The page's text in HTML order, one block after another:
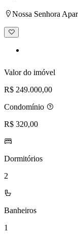
Nossa Senhora
Adicionar
à
Valor do imóvel
R$ 249.000,00
Condomínio
R$ 320,00
Dormitórios
2
Banheiros
1